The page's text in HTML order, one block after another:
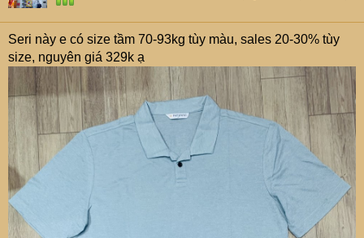
Seri này e có size tầm 70-93kg tùy màu, sales 20-30% tùy
size, nguyên giá 329k ạ